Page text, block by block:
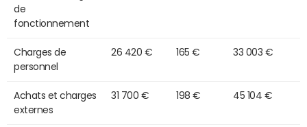
de
fonctionnement
Charges de
personnel
26 420 € 165 € 33 003 €
Achats et charges
externes
31 700 € 198 € 45 104 €